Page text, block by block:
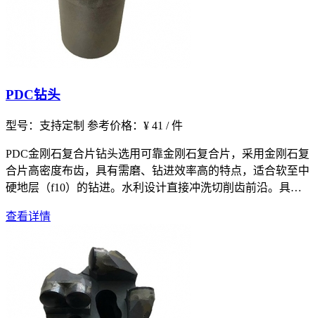
PDC钻头
型号：支持定制 参考价格：¥ 41 / 件
PDC金刚石复合片钻头选用可靠金刚石复合片，采用金刚石复
合片高密度布齿，具有需磨、钻进效率高的特点，适合软至中
硬地层（f10）的钻进。水利设计直接冲洗切削齿前沿。具有
查看详情